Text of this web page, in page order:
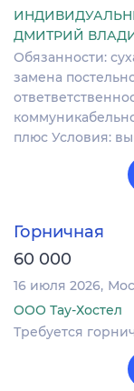
ДМИТРИЙ
Обязанности:
замена
плюс Условия:
Горничная
60 000
16 июля 2026
ООО Тау-Хостел
Требуется